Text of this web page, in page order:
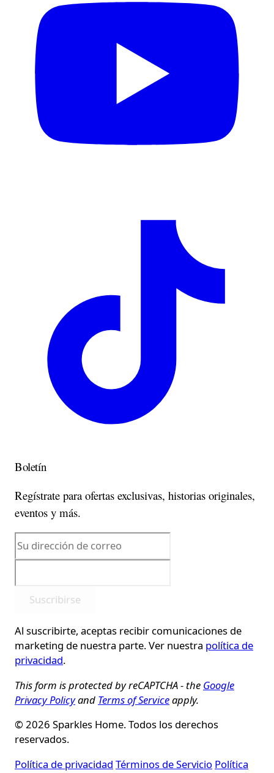
Boletín
Regístrate para ofertas exclusivas, historias originales,
eventos y más.
Suscribirse
Al suscribirte, aceptas recibir comunicaciones de
marketing de nuestra parte. Ver nuestra política de
privacidad.
This form is protected by reCAPTCHA - the Google
Privacy Policyand Terms of Serviceapply.
© 2026 Sparkles Home. Todos los derechos
reservados.
Política de privacidad Términos de Servicio Política